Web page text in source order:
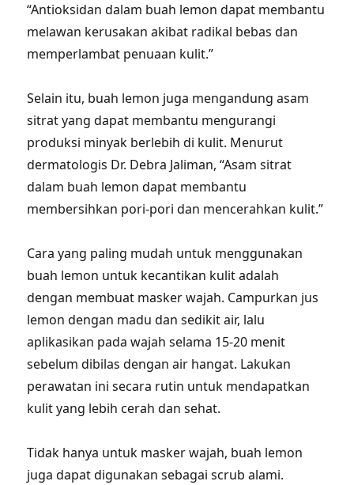
“Antioksidan dalam buah lemon dapat membantu
melawan kerusakan akibat radikal bebas dan
memperlambat penuaan kulit.”
Selain itu, buah lemon juga mengandung asam
sitrat yang dapat membantu mengurangi
produksi minyak berlebih di kulit. Menurut
dermatologis Dr. Debra Jaliman, “Asam sitrat
dalam buah lemon dapat membantu
membersihkan pori-pori dan mencerahkan kulit.”
Cara yang paling mudah untuk menggunakan
buah lemon untuk kecantikan kulit adalah
dengan membuat masker wajah. Campurkan jus
lemon dengan madu dan sedikit air, lalu
aplikasikan pada wajah selama 15-20 menit
sebelum dibilas dengan air hangat. Lakukan
perawatan ini secara rutin untuk mendapatkan
kulit yang lebih cerah dan sehat.
Tidak hanya untuk masker wajah, buah lemon
juga dapat digunakan sebagai scrub alami.